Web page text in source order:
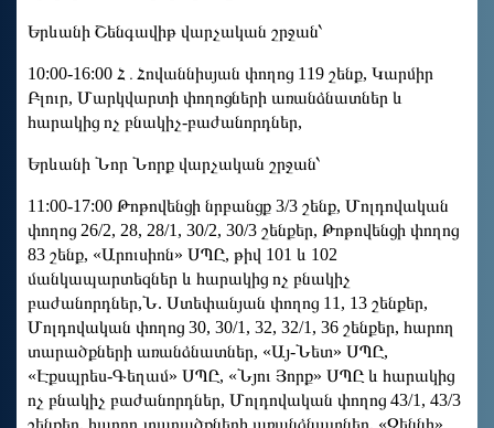
Երևանի Շենգավիթ վարչական շրջան՝
10:00-16:00 Հ․Հովաննիսյան փողոց 119 շենք, Կարմիր
Բլուր, Մարկվարտի փողոցների առանձնատներ և
հարակից ոչ բնակիչ-բաժանորդներ,
Երևանի Նոր Նորք վարչական շրջան՝
11:00-17:00 Թոթովենցի նրբանցք 3/3 շենք, Մոլդովական
փողոց 26/2, 28, 28/1, 30/2, 30/3 շենքեր, Թոթովենցի փողոց
83 շենք, «Արուսիոն» ՍՊԸ, թիվ 101 և 102
մանկապարտեզներ և հարակից ոչ բնակիչ
բաժանորդներ,Ն. Ստեփանյան փողոց 11, 13 շենքեր,
Մոլդովական փողոց 30, 30/1, 32, 32/1, 36 շենքեր, հարող
տարածքների առանձնատներ, «Այ-Նետ» ՍՊԸ,
«Էքսպրես-Գեղամ» ՍՊԸ, «Նյու Յորք» ՍՊԸ և հարակից
ոչ բնակիչ բաժանորդներ, Մոլդովական փողոց 43/1, 43/3
շենքեր, հարող տարածքների առանձնատներ, «Զեննի»